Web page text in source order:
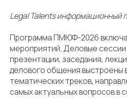
Legal Talents информационный
Программа ПМЮФ-2026
мероприятий. Деловые сессии
презентации, заседания,
делового общения выстроены
тематических треков,
самых актуальных вопросов в